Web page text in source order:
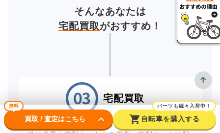
そんなあなたは
宅配買取がおすすめ！
宅配買取
自宅にいながら買取が完了する「宅配買取」。配
無料
買取 / 査定はこちら keyboard_arrow_down shopping_cart
パーツも続々入荷中！
自転車を購入する